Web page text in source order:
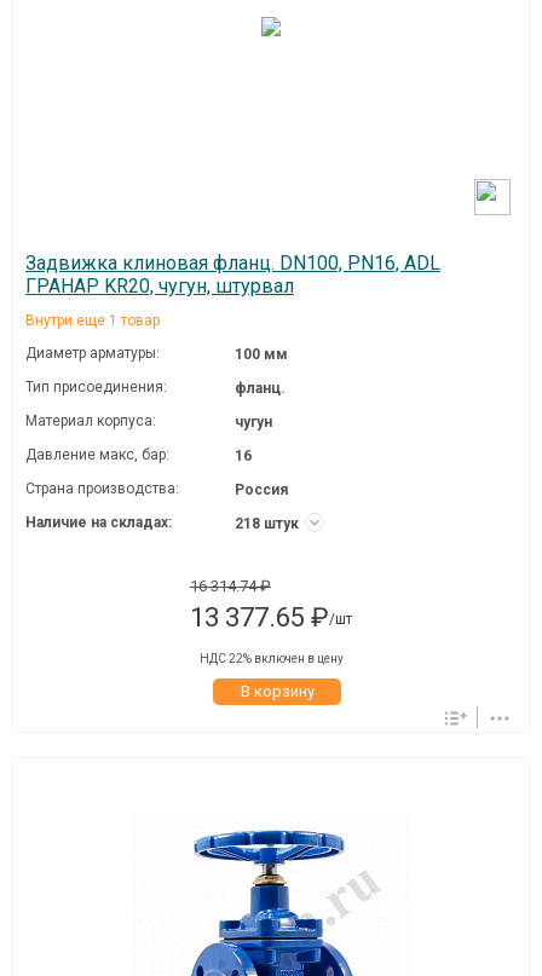
Задвижка клиновая фланц. DN100, PN16, ADL
ГРАНАР KR20, чугун, штурвал
Внутри еще 1 товар
Диаметр арматуры:
100 мм
Тип присоединения:
фланц.
Материал корпуса:
чугун
Давление макc, бар:
16
Страна производства:
Россия
Наличие на складах:
218 штук
16 314.74 ₽
13 377.65 ₽/шт
НДС 22% включен в цену
В корзину